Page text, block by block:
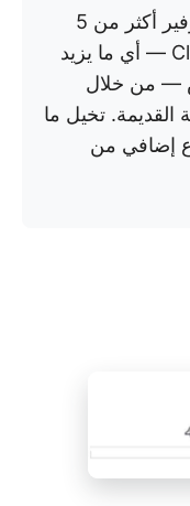
تستطيع الفرق توفير أكثر من 5
ساعات أسبوعيًا باستخدام ClickUp — أي ما يزيد
— من خلال
القديمة. تخيل ما
إضافي من